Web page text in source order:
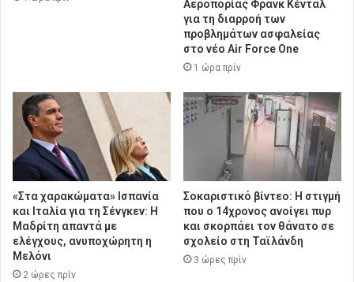
Αεροπορίας Φρανκ Κένταλ
για τη διαρροή των
προβλημάτων ασφαλείας
στο νέο Air Force One
1 ώρα πρίν
«Στα χαρακώματα» Ισπανία
και Ιταλία για τη Σένγκεν: Η
Μαδρίτη απαντά με
ελέγχους, ανυποχώρητη η
Μελόνι
2 ώρες πρίν
Σοκαριστικό βίντεο: Η στιγμή
που ο 14χρονος ανοίγει πυρ
και σκορπάει τον θάνατο σε
σχολείο στη Ταϊλάνδη
3 ώρες πρίν